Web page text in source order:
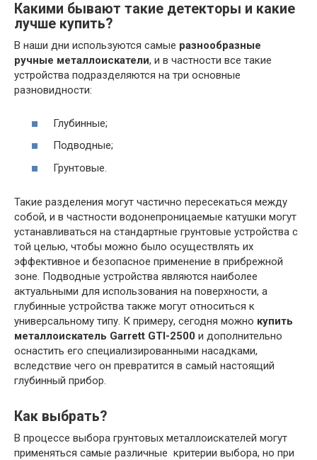
Какими бывают такие детекторы и какие
лучше купить?
В наши дни используются самые разнообразные
ручные металлоискатели, и в частности все такие
устройства подразделяются на три основные
разновидности:
Глубинные;
Подводные;
Грунтовые.
Такие разделения могут частично пересекаться между
собой, и в частности водонепроницаемые катушки могут
устанавливаться на стандартные грунтовые устройства с
той целью, чтобы можно было осуществлять их
эффективное и безопасное применение в прибрежной
зоне. Подводные устройства являются наиболее
актуальными для использования на поверхности, а
глубинные устройства также могут относиться к
универсальному типу. К примеру, сегодня можно купить
металлоискатель Garrett GTI-2500 и дополнительно
оснастить его специализированными насадками,
вследствие чего он превратится в самый настоящий
глубинный прибор.
Как выбрать?
В процессе выбора грунтовых металлоискателей могут
применяться самые различные критерии выбора, но при